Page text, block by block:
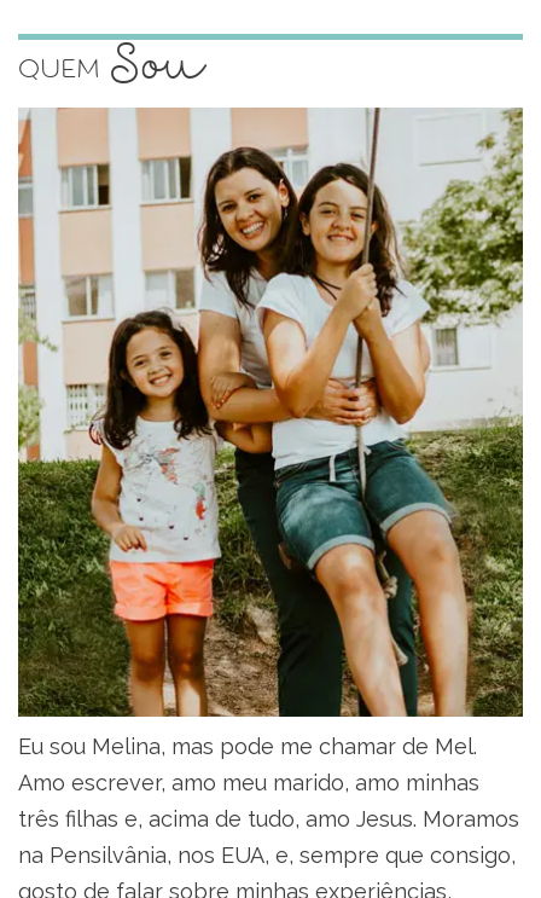
Quem Sou
Eu sou Melina, mas pode me chamar de Mel.
Amo escrever, amo meu marido, amo minhas
três filhas e, acima de tudo, amo Jesus. Moramos
na Pensilvânia, nos EUA, e, sempre que consigo,
gosto de falar sobre minhas experiências,